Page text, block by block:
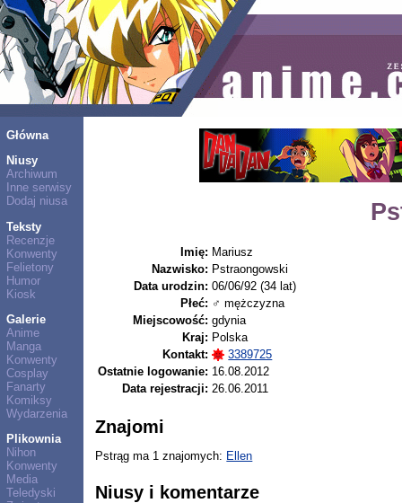
Główna
Niusy
Archiwum
Inne serwisy
Dodaj niusa
Teksty
Recenzje
Konwenty
Felietony
Humor
Kiosk
Galerie
Anime
Manga
Konwenty
Cosplay
Fanarty
Komiksy
Wydarzenia
Plikownia
Nihon
Konwenty
Media
Teledyski
Imię: Mariusz
Nazwisko: Pstraongowski
Data urodzin: 06/06/92 (34 lat)
Płeć: ♂ mężczyzna
Miejscowość: gdynia
Kraj: Polska
Kontakt:
3389725
Ostatnie logowanie: 16.08.2012
Data rejestracji: 26.06.2011
Znajomi
Pstrąg ma 1 znajomych: Ellen
Niusy i komentarze